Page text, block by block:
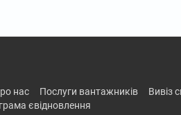
про нас послуги вантажників вивіз
євідновлення